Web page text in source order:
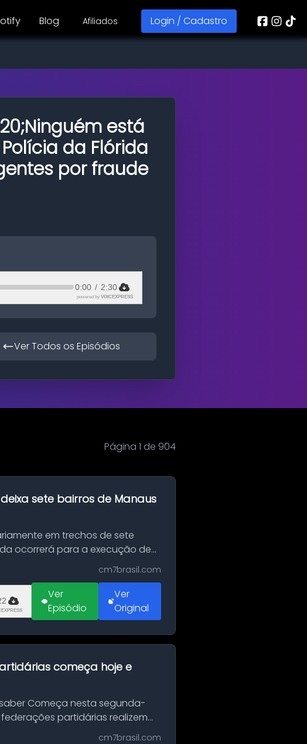
Blog Afiliados Login / Cadastro
está
da Flórida
por fraude
0:00 / 2:30
powered by VOICEXPRESS
Ver Todos os Episódios
Página 1 de 904
sete bairros de Manaus
em trechos de sete
ocorrerá para a execução de
cm7brasil.com
Ver
Episódio
Ver
Original
começa hoje e
Começa nesta segunda-
partidárias realizem
cm7brasil.com